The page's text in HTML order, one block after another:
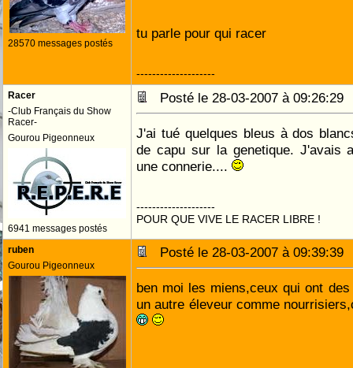
28570 messages postés
tu parle pour qui racer
--------------------
Racer
-Club Français du Show
Racer-
Gourou Pigeonneux
6941 messages postés
Posté le 28-03-2007 à
J'ai tué quelques bleus à dos
de capu sur la genetique. J'avais
une connerie....
--------------------
POUR QUE VIVE LE RACER LIBRE !
ruben
Gourou Pigeonneux
Posté le 28-03-2007 à
ben moi les miens,ceux qui ont
un autre éleveur comme